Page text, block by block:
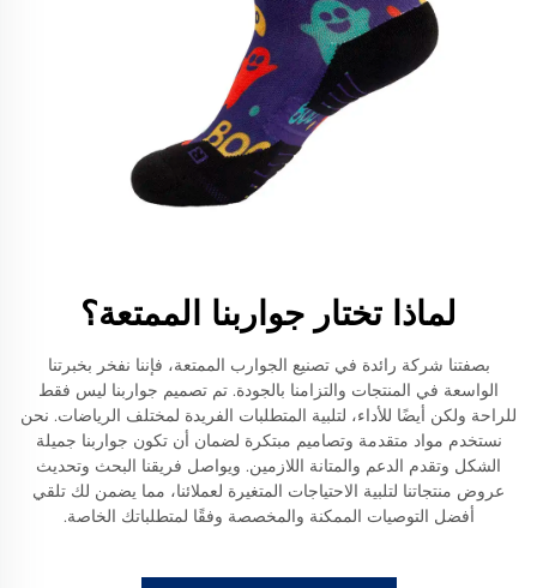
لماذا تختار جواربنا الممتعة؟
بصفتنا شركة رائدة في تصنيع الجوارب الممتعة، فإننا نفخر بخبرتنا
الواسعة في المنتجات والتزامنا بالجودة. تم تصميم جواربنا ليس فقط
للراحة ولكن أيضًا للأداء، لتلبية المتطلبات الفريدة لمختلف الرياضات. نحن
نستخدم مواد متقدمة وتصاميم مبتكرة لضمان أن تكون جواربنا جميلة
الشكل وتقدم الدعم والمتانة اللازمين. ويواصل فريقنا البحث وتحديث
عروض منتجاتنا لتلبية الاحتياجات المتغيرة لعملائنا، مما يضمن لك تلقي
أفضل التوصيات الممكنة والمخصصة وفقًا لمتطلباتك الخاصة.